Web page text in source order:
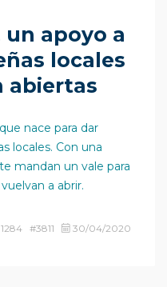
apoyo a
locales
abiertas
nace para dar
locales. Con una
mandan un vale para
a abrir.
1284 #3811 30/04/2020